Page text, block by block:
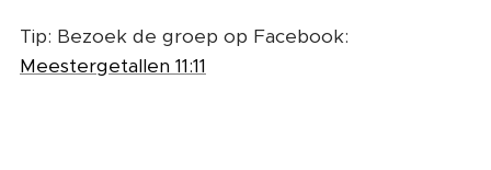
Tip: Bezoek de groep op Facebook:
Meestergetallen 11:11